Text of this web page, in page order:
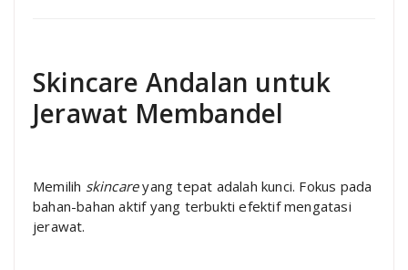
Skincare Andalan untuk
Jerawat Membandel
Memilih skincareyang tepat adalah kunci. Fokus pada
bahan-bahan aktif yang terbukti efektif mengatasi
jerawat.